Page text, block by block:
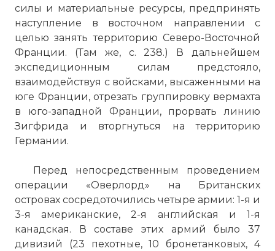
силы и материальные ресурсы, предпринять
наступление в восточном направлении с
целью занять территорию Северо-Восточной
Франции. (Там же, с. 238.) В дальнейшем
экспедиционным силам предстояло,
взаимодействуя с войсками, высаженными на
юге Франции, отрезать группировку вермахта
в юго-западной Франции, прорвать линию
Зигфрида и вторгнуться на территорию
Германии.
Перед непосредственным проведением
операции «Оверлорд» на Британских
островах сосредоточились четыре армии: 1-я и
3-я американские, 2-я английская и 1-я
канадская. В составе этих армий было 37
дивизий (23 пехотные, 10 бронетанковых, 4